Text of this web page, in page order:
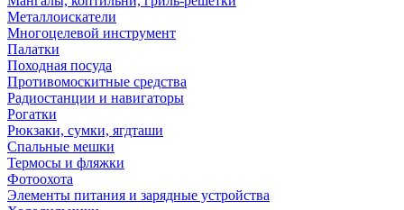
Металлоискатели
Многоцелевой инструмент
Палатки
Походная посуда
Противомоскитные средства
Радиостанции и навигаторы
Рогатки
Рюкзаки, сумки, ягдташи
Спальные мешки
Термосы и фляжки
Фотоохота
Элементы питания и зарядные устройства